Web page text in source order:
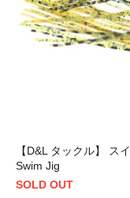
【D&L タックル】 ス
Swim Jig
SOLD OUT